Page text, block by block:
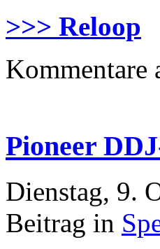
>>> Reloop
Kommentare
Pioneer
Dienstag, 9.
Beitrag in